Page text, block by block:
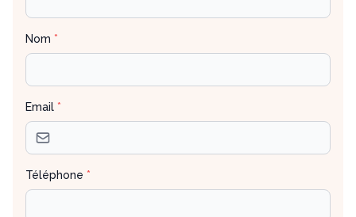
Nom *
Email *
Téléphone *